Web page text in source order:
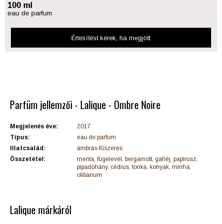
100 ml
eau de parfum
Értesítést kérek , ha megjött
Parfüm jellemzői - Lalique - Ombre Noire
Megjelenés éve:
2017
Típus:
eau de parfum
Illatcsalád:
ámbrás-fűszeres
Összetétel:
menta, fügelevél, bergamott, gahéj, papirusz,
pipadohány, cédrus, tonka, konyak, mirrha,
olibanum
Lalique márkáról